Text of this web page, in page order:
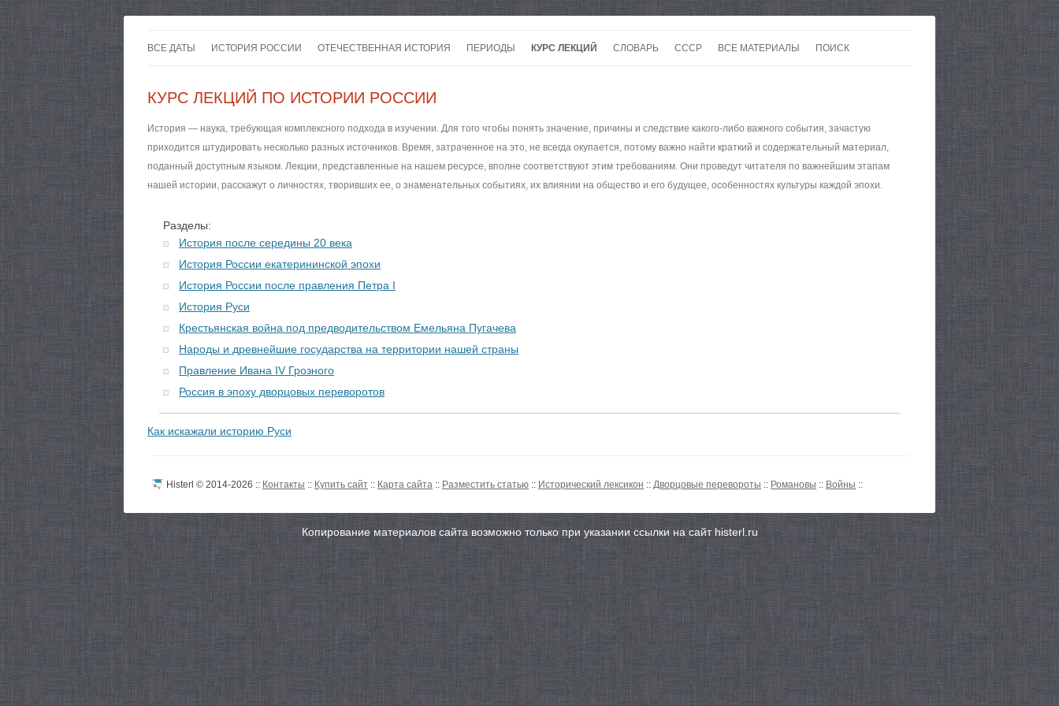
к
ВСЕ ДАТЫ ИСТОРИЯ РОССИИ ОТЕЧЕСТВЕННАЯ ИСТОРИЯ ПЕРИОДЫ КУРС ЛЕКЦИЙ СЛОВАРЬ СССР
ВОЙНЫ
ВСЕ МАТЕРИАЛЫ
КАРТЫ
ПОИСК
КУРС ЛЕКЦИЙ ПО ИСТОРИИ РОССИИ
История — наука, требующая комплексного подхода в изучении. Для того чтобы понять значение, причины и следствие какого-либо важного события, зачастую
приходится штудировать несколько разных источников. Время, затраченное на это, не всегда окупается, потому важно найти краткий и содержательный материал,
поданный доступным языком. Лекции, представленные на нашем ресурсе, вполне соответствуют этим требованиям. Они проведут читателя по важнейшим этапам
нашей истории, расскажут о личностях, творивших ее, о знаменательных событиях, их влиянии на общество и его будущее, особенностях культуры каждой эпохи.
Разделы:
История после середины 20 века
История России екатерининской эпохи
История России после правления Петра I
История Руси
Крестьянская война под предводительством Емельяна Пугачева
Народы и древнейшие государства на территории нашей страны
Правление Ивана IV Грозного
Россия в эпоху дворцовых переворотов
Как искажали историю Руси
Histerl © 2014-2026 :: Контакты :: Купить сайт :: Карта сайта :: Разместить статью :: Исторический лексикон :: Дворцовые перевороты :: Романовы :: Войны ::
Копирование материалов сайта возможно только при указании ссылки на сайт histerl.ru